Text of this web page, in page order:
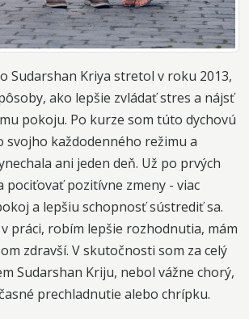
Sudarshan Kriya stretol v roku 2013,
ako lepšie zvládať stres a nájsť
pokoju. Po kurze som túto dychovú
svojho každodenného režimu a
ani jeden deň. Už po prvých
pociťovať pozitívne zmeny - viac
a lepšiu schopnosť sústrediť sa.
práci, robím lepšie rozhodnutia, mám
zdravší. V skutočnosti som za celý
Sudarshan Kriju, nebol vážne chorý,
prechladnutie alebo chrípku.